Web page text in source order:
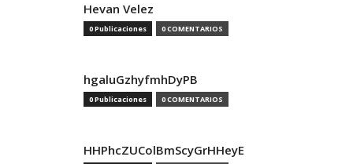
Hevan Velez
0 Publicaciones 0 COMENTARIOS
hgaluGzhyfmhDyPB
0 Publicaciones 0 COMENTARIOS
HHPhcZUColBmScyGrHHeyE